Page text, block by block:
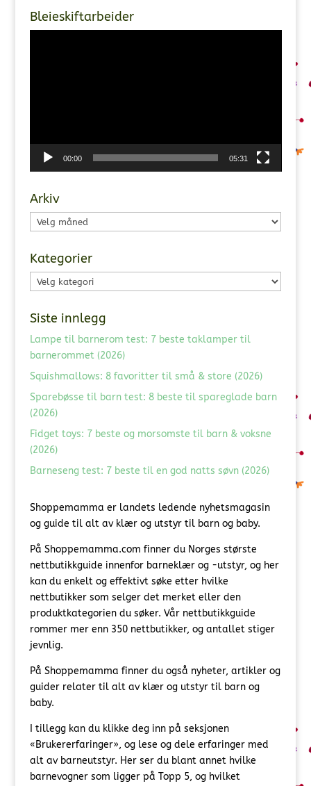
Bleieskiftarbeider
00:00 05:31
Arkiv
Arkiv
Kategorier
Kategorier
Siste innlegg
Lampe til barnerom test: 7 beste taklamper til
barnerommet (2026)
Squishmallows: 8 favoritter til små & store (2026)
Sparebøsse til barn test: 8 beste til spareglade barn
(2026)
Fidget toys: 7 beste og morsomste til barn & voksne
(2026)
Barneseng test: 7 beste til en god natts søvn (2026)
Shoppemamma er landets ledende nyhetsmagasin
og guide til alt av klær og utstyr til barn og baby.
På Shoppemamma.com finner du Norges største
nettbutikkguide innenfor barneklær og -utstyr, og her
kan du enkelt og effektivt søke etter hvilke
nettbutikker som selger det merket eller den
produktkategorien du søker. Vår nettbutikkguide
rommer mer enn 350 nettbutikker, og antallet stiger
jevnlig.
På Shoppemamma finner du også nyheter, artikler og
guider relater til alt av klær og utstyr til barn og
baby.
I tillegg kan du klikke deg inn på seksjonen
«Brukererfaringer», og lese og dele erfaringer med
alt av barneutstyr. Her ser du blant annet hvilke
barnevogner som ligger på Topp 5, og hvilket